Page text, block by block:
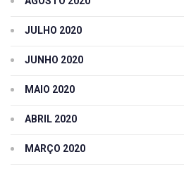
JULHO 2020
JUNHO 2020
MAIO 2020
ABRIL 2020
MARÇO 2020